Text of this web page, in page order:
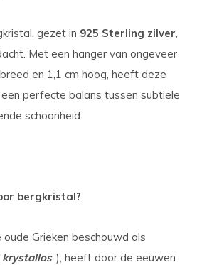
gezet in 925 Sterling zilver,
Met een hanger van ongeveer
en 1,1 cm hoog, heeft deze
een perfecte balans tussen subtiele
schoonheid.
bergkristal?
Grieken beschouwd als
krystallos”), heeft door de eeuwen